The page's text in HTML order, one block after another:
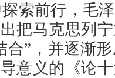
索前行，毛
把马克思列
合”，并逐渐
意义的《论